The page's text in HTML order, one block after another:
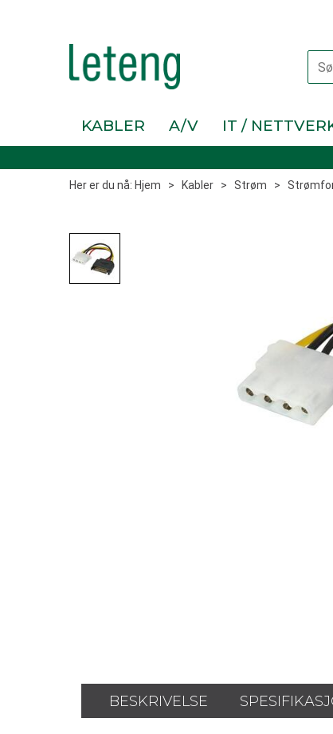
KABLER A/V IT /
Her er du nå: Hjem > Kabler > Strøm >
BESKRIVELSE